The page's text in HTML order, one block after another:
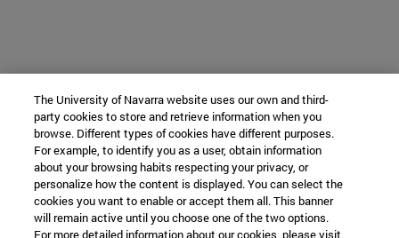
The University of Navarra website uses our own and third-
party cookies to store and retrieve information when you
browse. Different types of cookies have different purposes.
For example, to identify you as a user, obtain information
about your browsing habits respecting your privacy, or
personalize how the content is displayed. You can select the
cookies you want to enable or accept them all. This banner
will remain active until you choose one of the two options.
For more detailed information about our cookies, please visit